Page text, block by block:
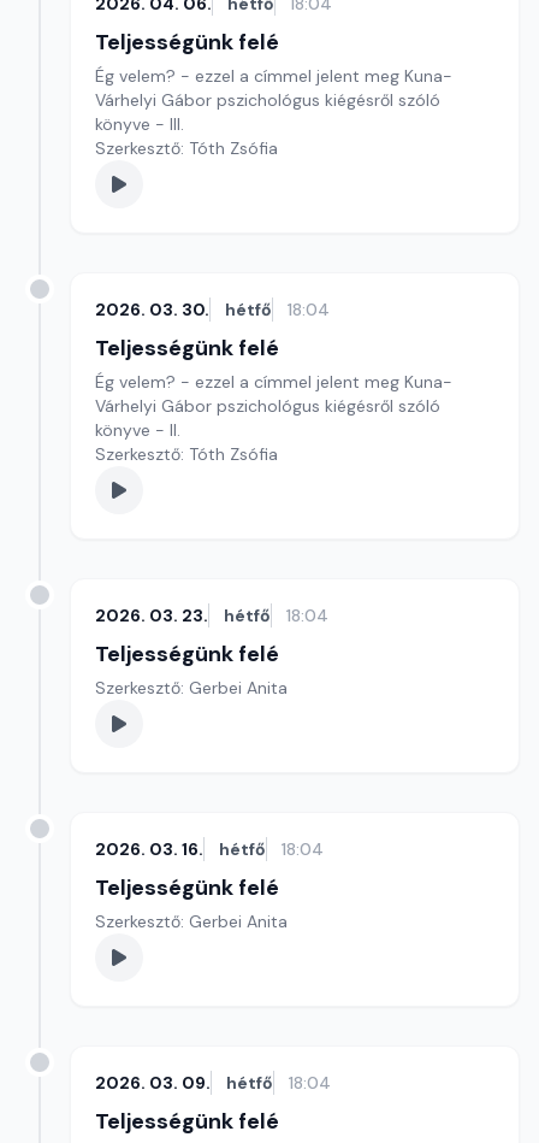
Teljességünk felé
Ég velem? - ezzel a címmel jelent meg Kuna-
Várhelyi Gábor pszichológus kiégésről szóló
könyve - III.
Szerkesztő: Tóth Zsófia
2026. 03. 30. hétfő 18:04
Teljességünk felé
Ég velem? - ezzel a címmel jelent meg Kuna-
Várhelyi Gábor pszichológus kiégésről szóló
könyve - II.
Szerkesztő: Tóth Zsófia
2026. 03. 23. hétfő 18:04
Teljességünk felé
Szerkesztő: Gerbei Anita
2026. 03. 16. hétfő 18:04
Teljességünk felé
Szerkesztő: Gerbei Anita
2026. 03. 09. hétfő 18:04
Teljességünk felé